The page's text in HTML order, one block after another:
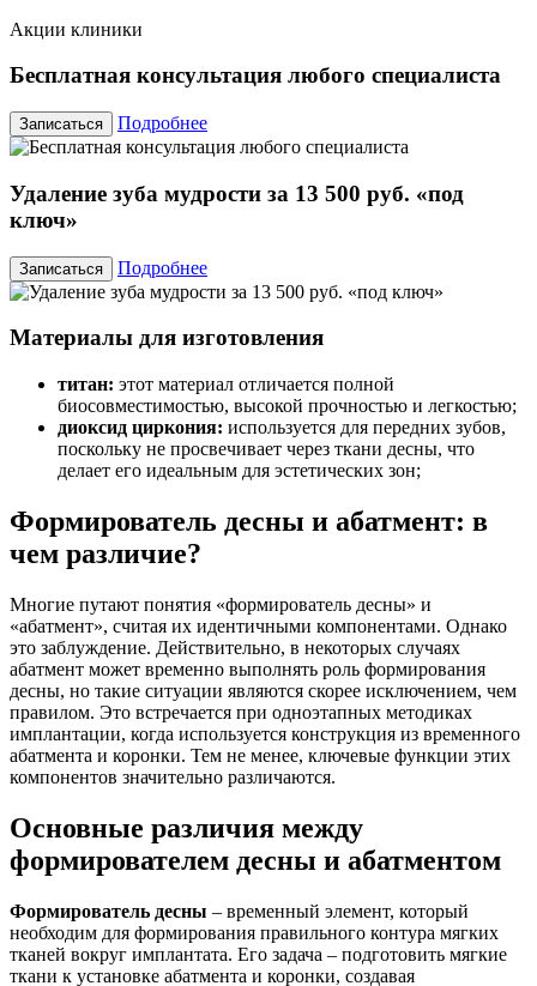
Акции клиники
Бесплатная консультация любого специалиста
Записаться Подробнее
Удаление зуба мудрости за 13 500 руб. «под
ключ»
Записаться Подробнее
Материалы для изготовления
титан: этот материал отличается полной
биосовместимостью, высокой прочностью и легкостью;
диоксид циркония: используется для передних зубов,
поскольку не просвечивает через ткани десны, что
делает его идеальным для эстетических зон;
Формирователь десны и абатмент: в
чем различие?
Многие путают понятия «формирователь десны» и
«абатмент», считая их идентичными компонентами. Однако
это заблуждение. Действительно, в некоторых случаях
абатмент может временно выполнять роль формирования
десны, но такие ситуации являются скорее исключением, чем
правилом. Это встречается при одноэтапных методиках
имплантации, когда используется конструкция из временного
абатмента и коронки. Тем не менее, ключевые функции этих
компонентов значительно различаются.
Основные различия между
формирователем десны и абатментом
Формирователь десны – временный элемент, который
необходим для формирования правильного контура мягких
тканей вокруг имплантата. Его задача – подготовить мягкие
ткани к установке абатмента и коронки, создавая